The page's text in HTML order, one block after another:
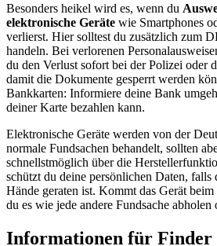
Besonders heikel wird es, wenn du
elektronische Geräte wie Smartphones
verlierst. Hier solltest du zusätzlich zum
handeln. Bei verlorenen
du den Verlust sofort bei der Polizei oder
damit die Dokumente gesperrt werden
Bankkarten: Informiere deine Bank
deiner Karte bezahlen kann.
Elektronische Geräte werden von der
normale Fundsachen behandelt, sollten
schnellstmöglich über die
schützt du deine persönlichen Daten, falls
Hände geraten ist. Kommt das Gerät
du es wie jede andere Fundsache abholen
Informationen für Finder